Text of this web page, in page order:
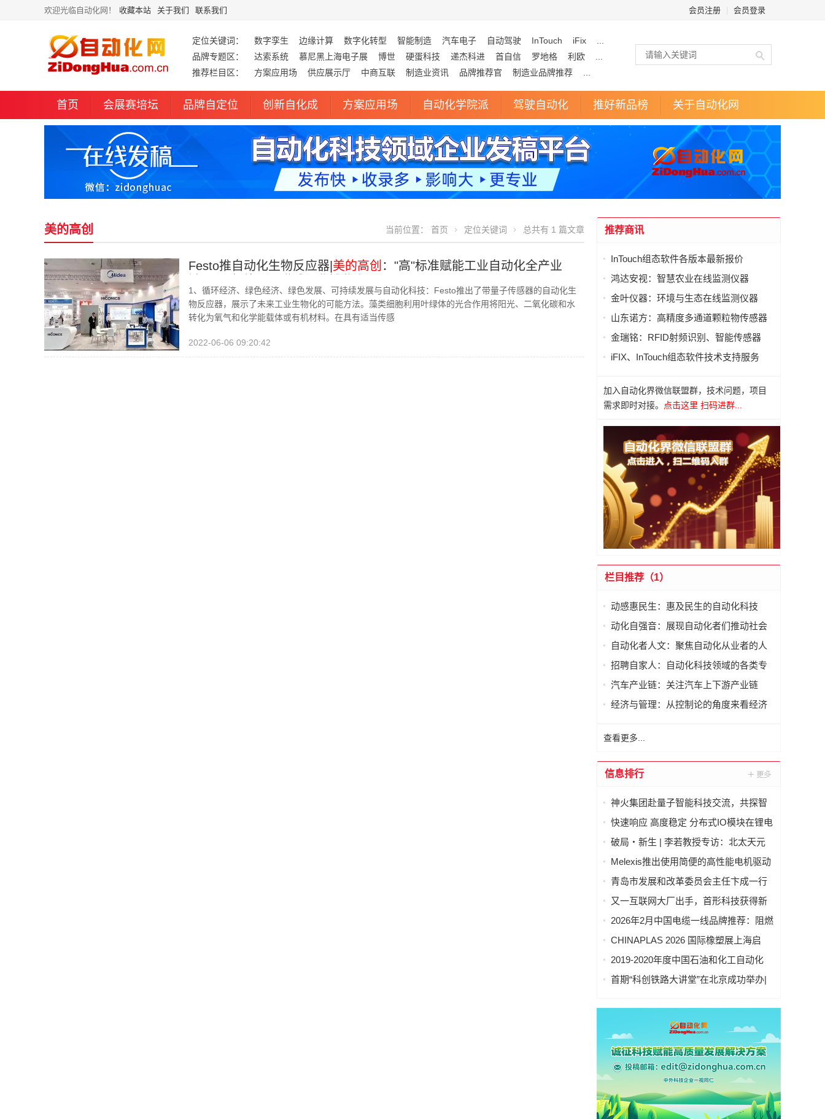
欢迎光临自动化网！ 收藏本站 关于我们 联系我们 会员注册 会员登录
定位关键词： 数字孪生 边缘计算 数字化转型 智能制造 汽车电子 自动驾驶 InTouch iFix
品牌专题区：
达索系统 慕尼黑上海电子展 博世 硬蛋科技 递杰科进 首自信 罗地格 利欧
推荐栏目区：
方案应用场 供应展示厅 中商互联 制造业资讯 品牌推荐官 制造业品牌推荐
首页 会展赛培坛 品牌自定位 创新自化成 方案应用场 自动化学院派 驾驶自动化 推好新品榜 关于自动化网
美的高创 当前位置： 首页 定位关键词 总共有 1 篇文章
Festo推自动化生物反应器| 美的高创 ："高"标准赋能工业自动化全产业
1、循环经济、绿色经济、绿色发展、可持续发展与自动化科技：Festo推出了带量子传感器的自动化生
物反应器，展示了未来工业生物化的可能方法。藻类细胞利用叶绿体的光合作用将阳光、二氧化碳和水
转化为氧气和化学能载体或有机材料。在具有适当传感
2022-06-06 09:20:42
推荐商讯
InTouch组态软件各版本最新报价
鸿达安视：智慧农业在线监测仪器
金叶仪器：环境与生态在线监测仪器
山东诺方：高精度多通道颗粒物传感器
金瑞铭：RFID射频识别、智能传感器
iFIX、InTouch组态软件技术支持服务
加入自动化界微信联盟群，技术问题，项目
需求即时对接。
点击这里 扫码进群...
栏目推荐（1）
动感惠民生：惠及民生的自动化科技
动化自强音：展现自动化者们推动社会
进步发出的响亮声音
自动化者人文：聚焦自动化从业者的人
文思考
招聘自家人：自动化科技领域的各类专
家及人才需求资讯
汽车产业链：关注汽车上下游产业链
经济与管理：从控制论的角度来看经济
查看更多...
信息排行
神火集团赴量子智能科技交流，共探智
能化矿山新未来
快速响应 高度稳定 分布式IO模块在锂电
池制造的优势揭秘 | 支持Modbus、
EtherCAT、Ethernet/IP、BACnet/IP等多
种协议
破局・新生 | 李若教授专访：北太天元
打破 30 年垄断，国产科学计算软件崛起
Melexis推出使用简便的高性能电机驱动
芯片，助力三相风扇实现快速、免代码
青岛市发展和改革委员会主任卞成一行
到国创中心调研指导
又一互联网大厂出手，首形科技获得新
一轮数亿元A1轮融资｜人脸机器人首次
2026年2月中国电缆一线品牌推荐：阻燃
防火电缆国内一线品牌推荐排名名单
CHINAPLAS 2026 国际橡塑展上海启
幕！5,000余家全球展商共塑智能绿色橡
2019-2020年度中国石油和化工自动化
行业科学技术奖拟授奖公示
首期“科创铁路大讲堂”在北京成功举办|
人工智能驱动新一代技术变革》主题讲